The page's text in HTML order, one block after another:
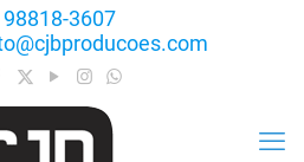
98818-3607